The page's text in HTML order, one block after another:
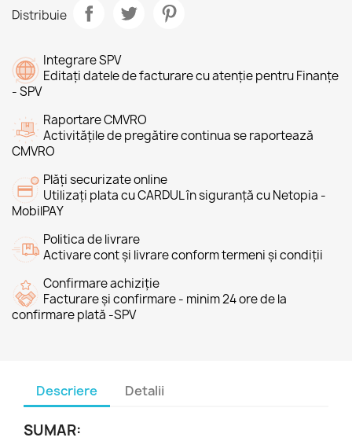
Distribuie
Integrare SPV
Editați datele de facturare cu atenție pentru Finanțe
- SPV
Raportare CMVRO
Activitățile de pregătire continua se raportează
CMVRO
Plăți securizate online
Utilizați plata cu CARDUL în siguranță cu Netopia -
MobilPAY
Politica de livrare
Activare cont și livrare conform termeni și condiții
Confirmare achiziție
Facturare și confirmare - minim 24 ore de la
confirmare plată -SPV
Descriere Detalii
SUMAR: